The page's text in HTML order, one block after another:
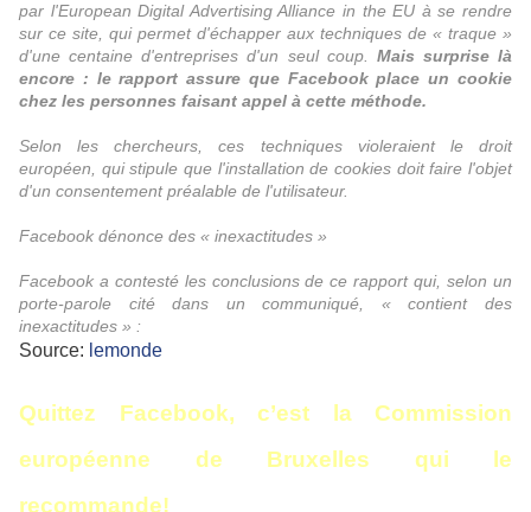
par l'European Digital Advertising Alliance in the EU à se rendre
sur ce site, qui permet d'échapper aux techniques de « traque »
d'une centaine d'entreprises d'un seul coup.
Mais surprise là
encore : le rapport assure que Facebook place un cookie
chez les personnes faisant appel à cette méthode.
Selon les chercheurs, ces techniques violeraient le droit
européen, qui stipule que l'installation de cookies doit faire l'objet
d'un consentement préalable de l'utilisateur.
Facebook dénonce des « inexactitudes »
Facebook a contesté les conclusions de ce rapport qui, selon un
porte-parole cité dans un communiqué, « contient des
inexactitudes » :
Source: lemonde
Quittez Facebook, c’est la Commission
européenne de Bruxelles qui le
recommande!